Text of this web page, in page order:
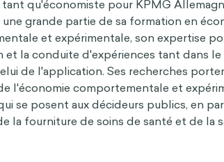
tant qu'économiste pour KPMG
grande partie de sa formation en
et expérimentale, son expertise
et la conduite d'expériences tant dans
de l'application. Ses recherches
l'économie comportementale et
se posent aux décideurs publics, en
la fourniture de soins de santé et de la